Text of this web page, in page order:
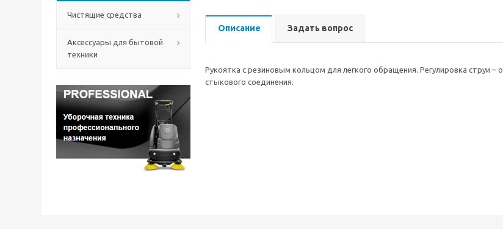
Чистящие средства
Аксессуары для бытовой
техники
Описание Задать вопрос
Рукоятка с резиновым кольцом для легкого обращения. Регулировка струи
стыкового соединения.